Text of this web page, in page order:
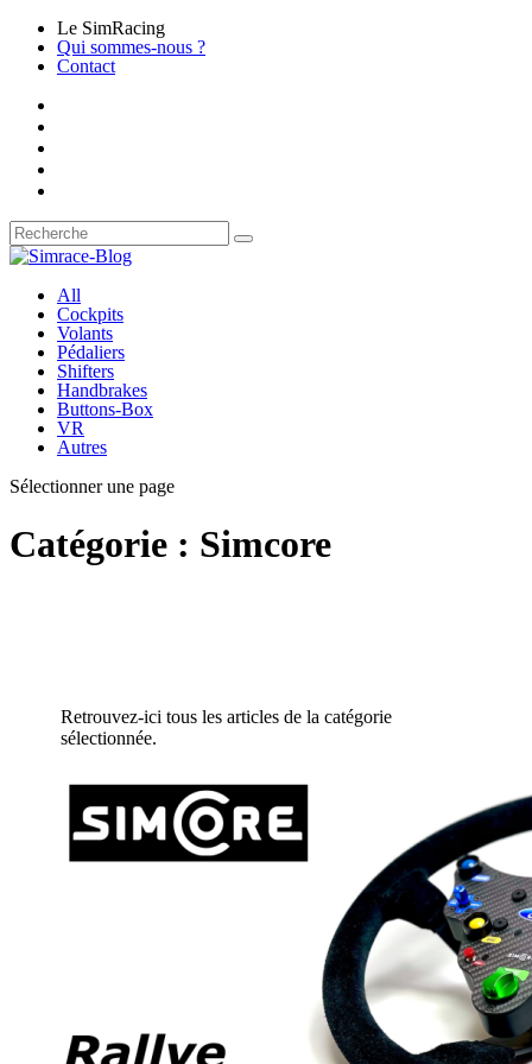
Le SimRacing
Qui sommes-nous ?
Contact
All
Cockpits
Volants
Pédaliers
Shifters
Handbrakes
Buttons-Box
VR
Autres
Sélectionner une page
Catégorie : Simcore
Retrouvez-ici tous les articles de la catégorie
sélectionnée.